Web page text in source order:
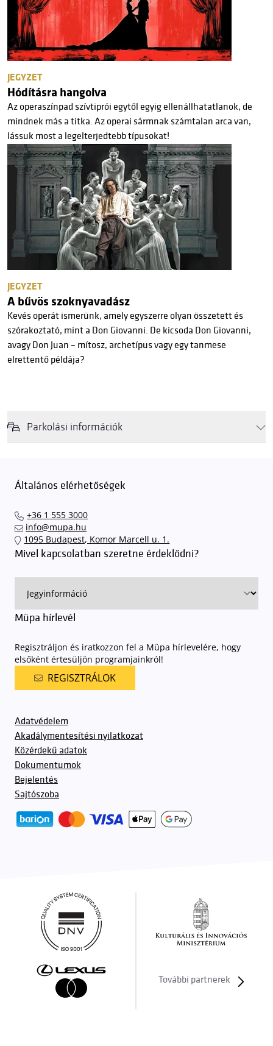
JEGYZET
Hódításra hangolva
Az operaszínpad szívtiprói egytől egyig ellenállhatatlanok, de
mindnek más a titka. Az operai sármnak számtalan arca van,
lássuk most a legelterjedtebb típusokat!
JEGYZET
A bűvös szoknyavadász
Kevés operát ismerünk, amely egyszerre olyan összetett és
szórakoztató, mint a Don Giovanni. De kicsoda Don Giovanni,
avagy Don Juan – mítosz, archetípus vagy egy tanmese
elrettentő példája?
Parkolási információk
érkezéskor megnövekedett várakozási idővel érdemes kalkulálni. Ezt
azt javasoljuk kedves közönségünknek, induljanak
találhassák meg a legideálisabb parkolóhelyet és
érkezhessenek meg előadásainkra
sorompókat rendszámfelismerő automatika nyitja.
ingyenes azon vendégeink számára, akik egy aznapi fizetős
rendjének részletes leírásaelérhető itt.
Általános elérhetőségek
+36 1 555 3000
info@mupa.hu
1095 Budapest, Komor Marcell u. 1.
Mivel kapcsolatban szeretne érdeklődni?
Müpa hírlevél
Regisztráljon és iratkozzon fel a Müpa hírlevelére, hogy
elsőként értesüljön programjainkról!
REGISZTRÁLOK
Adatvédelem
Akadálymentesítési nyilatkozat
Közérdekű adatok
Dokumentumok
Bejelentés
Sajtószoba
További partnerek